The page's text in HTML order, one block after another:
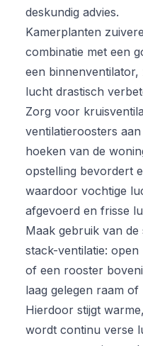
deskundig advies.
Kamerplanten
combinatie met een
een
lucht drastisch
Zorg voor
ventilatieroosters
hoeken van de
opstelling bevordert
waardoor vochtige
afgevoerd en frisse
Maak gebruik van
stack-ventilatie:
of een rooster
laag gelegen raam
Hierdoor stijgt
wordt continu verse